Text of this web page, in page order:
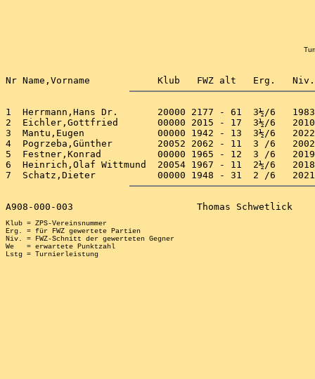
1  Herrmann,Hans Dr.       20000 2177 - 61  3½/6
2  Eichler,Gottfried       00000 2015 - 17  3½/6   2010
3  Mantu,Eugen             00000 1942 - 13  3½/6
4  Pogrzeba,Günther        20052 2062 - 11  3 /6
5  Festner,Konrad          00000 1965 - 12  3 /6
6  Heinrich,Olaf Wittmund  20054 1967 - 11  2½/6
Klub = ZPS-Vereinsnummer
Erg. = für FWZ gewertete Partien
Niv. = FWZ-Schnitt der gewerteten Gegner
We   = erwartete Punktzahl